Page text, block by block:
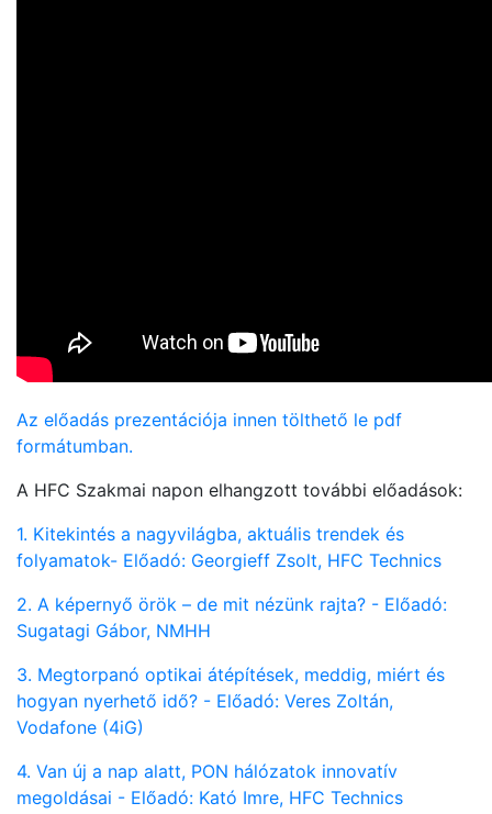
Az előadás prezentációja innen tölthető le pdf
formátumban.
A HFC Szakmai napon elhangzott további előadások:
1. Kitekintés a nagyvilágba, aktuális trendek és
folyamatok- Előadó: Georgieff Zsolt, HFC Technics
2. A képernyő örök – de mit nézünk rajta? - Előadó:
Sugatagi Gábor, NMHH
3. Megtorpanó optikai átépítések, meddig, miért és
hogyan nyerhető idő? - Előadó: Veres Zoltán,
Vodafone (4iG)
4. Van új a nap alatt, PON hálózatok innovatív
megoldásai - Előadó: Kató Imre, HFC Technics